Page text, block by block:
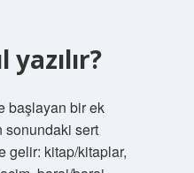
yazılır?
başlayan bir ek
sert
gelir: kitap/kitaplar,